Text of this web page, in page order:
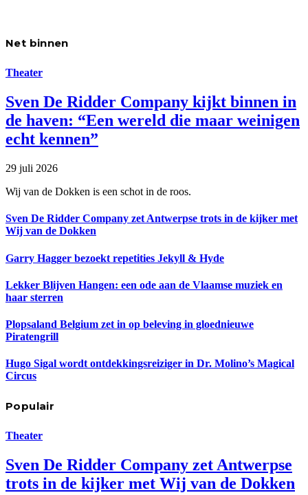
Net binnen
Theater
Sven De Ridder Company kijkt binnen in
de haven: “Een wereld die maar weinigen
echt kennen”
29 juli 2026
Wij van de Dokken is een schot in de roos.
Sven De Ridder Company zet Antwerpse trots in de kijker met
Wij van de Dokken
Garry Hagger bezoekt repetities Jekyll & Hyde
Lekker Blijven Hangen: een ode aan de Vlaamse muziek en
haar sterren
Plopsaland Belgium zet in op beleving in gloednieuwe
Piratengrill
Hugo Sigal wordt ontdekkingsreiziger in Dr. Molino’s Magical
Circus
Populair
Theater
Sven De Ridder Company zet Antwerpse
trots in de kijker met Wij van de Dokken